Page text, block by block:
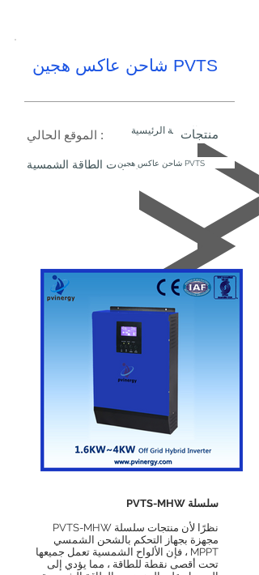
شاحن عاكس هجين PVTS
الصفحة الرئيسية الموقع الحالي : منتجات
منتجات الطاقة الشمسية شاحن عاكس هجين PVTS
سلسلة PVTS-MHW
نظرًا لأن منتجات سلسلة PVTS-MHW
مجهزة بجهاز التحكم بالشحن الشمسي
MPPT ، فإن الألواح الشمسية تعمل جميعها
تحت أقصى نقطة للطاقة ، مما يؤدي إلى